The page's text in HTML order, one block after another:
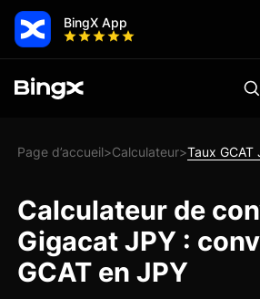
BingX App
Page d’accueil>Calculateur>Taux GCAT
Calculateur de
Gigacat JPY :
GCAT en JPY